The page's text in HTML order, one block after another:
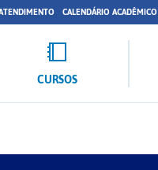
CALENDÁRIO ACADÊMICO
CURSOS